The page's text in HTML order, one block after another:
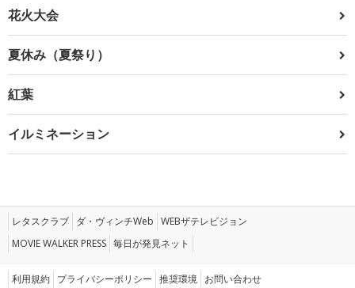
花火大会
夏休み（夏祭り）
紅葉
イルミネーション
レタスクラブ ダ・ヴィンチWeb WEBザテレビジョン
MOVIE WALKER PRESS 毎日が発見ネット
利用規約 プライバシーポリシー 推奨環境 お問い合わせ